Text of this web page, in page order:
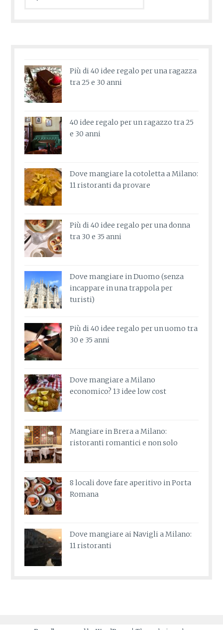
Più di 40 idee regalo per una ragazza
tra 25 e 30 anni
40 idee regalo per un ragazzo tra 25
e 30 anni
Dove mangiare la cotoletta a Milano:
11 ristoranti da provare
Più di 40 idee regalo per una donna
tra 30 e 35 anni
Dove mangiare in Duomo (senza
incappare in una trappola per
turisti)
Più di 40 idee regalo per un uomo tra
30 e 35 anni
Dove mangiare a Milano
economico? 13 idee low cost
Mangiare in Brera a Milano:
ristoranti romantici e non solo
8 locali dove fare aperitivo in Porta
Romana
Dove mangiare ai Navigli a Milano:
11 ristoranti